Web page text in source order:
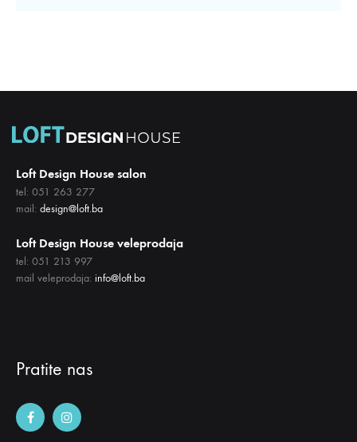
Loft Design House salon
tel: 051 263 277
mail: design@loft.ba
Loft Design House veleprodaja
tel: 051 213 997
mail veleprodaja: info@loft.ba
Pratite nas